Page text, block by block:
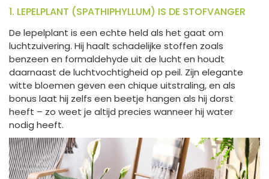
1. LEPELPLANT (SPATHIPHYLLUM) IS DE STOFVANGER
De lepelplant is een echte held als het gaat om
luchtzuivering. Hij haalt schadelijke stoffen zoals
benzeen en formaldehyde uit de lucht en houdt
daarnaast de luchtvochtigheid op peil. Zijn elegante
witte bloemen geven een chique uitstraling, en als
bonus laat hij zelfs een beetje hangen als hij dorst
heeft – zo weet je altijd precies wanneer hij water
nodig heeft.